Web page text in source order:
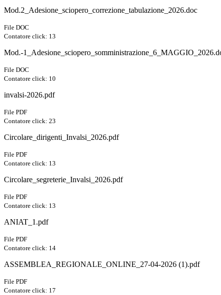
Mod.2_Adesione_sciopero_correzione_tabulazione_2026.doc
File DOC
Contatore click: 13
Mod.-
File DOC
Contatore click: 10
invalsi-2026.pdf
File PDF
Contatore click: 23
Circolare_dirigenti_Invalsi_2026.pdf
File PDF
Contatore click: 13
Circolare_segreterie_Invalsi_2026.pdf
File PDF
Contatore click: 13
ANIAT_1.pdf
File PDF
Contatore click: 14
ASSEMBLEA_REGIONALE_ONLINE_27-04-2026 (1).pdf
File PDF
Contatore click: 17